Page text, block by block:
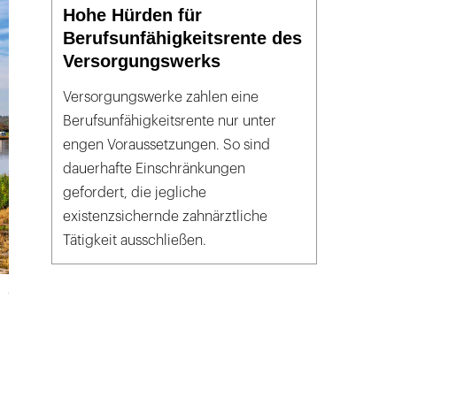
Hohe Hürden für
Berufsunfähigkeitsrente des
Versorgungswerks
Versorgungswerke zahlen eine
Berufsunfähigkeitsrente nur unter
engen Voraussetzungen. So sind
dauerhafte Einschränkungen
gefordert, die jegliche
existenzsichernde zahnärztliche
Tätigkeit ausschließen.